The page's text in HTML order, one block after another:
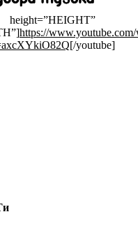
height=”HEIGHT”
https://www.youtube.com/
[/youtube]